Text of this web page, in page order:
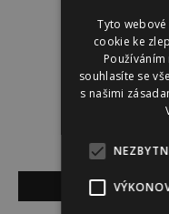
Tyto
cookie ke
souhlasíte se
s našimi